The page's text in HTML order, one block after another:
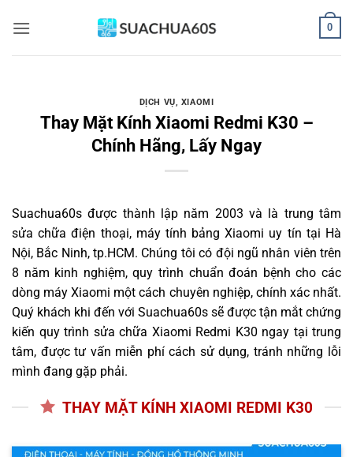
qua
0
DỊCH VỤ, XIAOMI
Thay Mặt Kính Xiaomi Redmi K30 –
Chính Hãng, Lấy Ngay
Suachua60s được thành lập năm 2003 và là trung tâm
sửa chữa điện thoại, máy tính bảng Xiaomi uy tín tại Hà
Nội, Bắc Ninh, tp.HCM. Chúng tôi có đội ngũ nhân viên trên
8 năm kinh nghiệm, quy trình chuẩn đoán bệnh cho các
dòng máy Xiaomi một cách chuyên nghiệp, chính xác nhất.
Quý khách khi đến với Suachua60s sẽ được tận mắt chứng
kiến quy trình sửa chữa Xiaomi Redmi K30 ngay tại trung
tâm, được tư vấn miễn phí cách sử dụng, tránh những lỗi
mình đang gặp phải.
THAY MẶT KÍNH XIAOMI REDMI K30